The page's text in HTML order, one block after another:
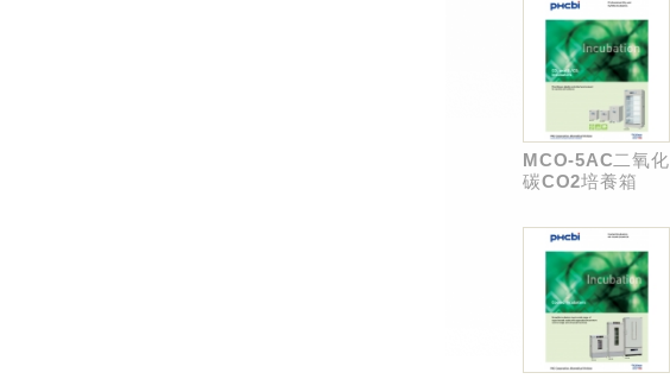
MCO-5AC二氧化
碳CO2培養箱